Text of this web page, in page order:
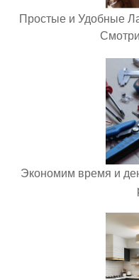
Простые и Удобные
Экономим время и